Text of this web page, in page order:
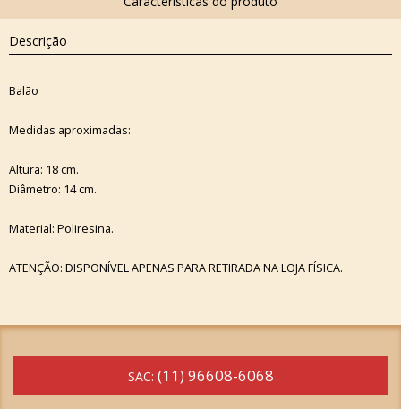
Descrição
Balão
Medidas aproximadas:
Altura: 18 cm.
Diâmetro: 14 cm.
Material: Poliresina.
ATENÇÃO: DISPONÍVEL APENAS PARA RETIRADA NA LOJA FÍSICA.
SAC: (11) 96608-6068